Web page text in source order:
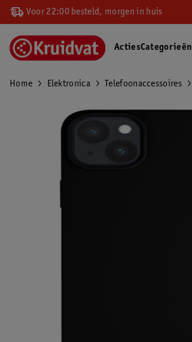
Voor 22:00 besteld, morgen in huis
ActiesCategorieën
Home Elektronica Telefoonaccessoires